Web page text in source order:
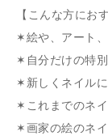
【こんな方にお
✶絵や、アート
✶自分だけの特
✶新しくネイル
✶これまでのネ
✶画家の絵のネ